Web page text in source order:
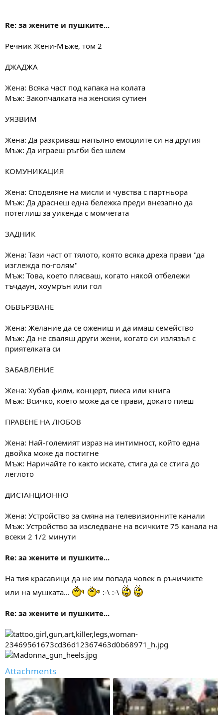
Re: за жените и пушките...
Речник Жени-Мъже, том 2
ДЖАДЖА
Жена: Всяка част под капака на колата
Мъж: Закопчалката на женския сутиен
УЯЗВИМ
Жена: Да разкриваш напълно емоциите си на другия
Мъж: Да играеш ръгби без шлем
КОМУНИКАЦИЯ
Жена: Споделяне на мисли и чувства с партньора
Мъж: Да драснеш една бележка преди внезапно да
потеглиш за уикенда с момчетата
ЗАДНИК
Жена: Тази част от тялото, която всяка дреха прави "да
изглежда по-голям"
Мъж: Това, което плясваш, когато някой отбележи
тъчдаун, хоумрън или гол
ОБВЪРЗВАНЕ
Жена: Желание да се ожениш и да имаш семейство
Мъж: Да не сваляш други жени, когато си излязъл с
приятелката си
ЗАБАВЛЕНИЕ
Жена: Хубав филм, концерт, пиеса или книга
Мъж: Всичко, което може да се прави, докато пиеш
ПРАВЕНЕ НА ЛЮБОВ
Жена: Най-големият израз на интимност, който една
двойка може да постигне
Мъж: Наричайте го както искате, стига да се стига до
леглото
ДИСТАНЦИОННО
Жена: Устройство за смяна на телевизионните канали
Мъж: Устройство за изследване на всичките 75 канала на
всеки 2 1/2 минути
Re: за жените и пушките...
На тия красавици да не им попада човек в ръчичикте
или на мушката...
:-\ :-\
Re: за жените и пушките...
Attachments